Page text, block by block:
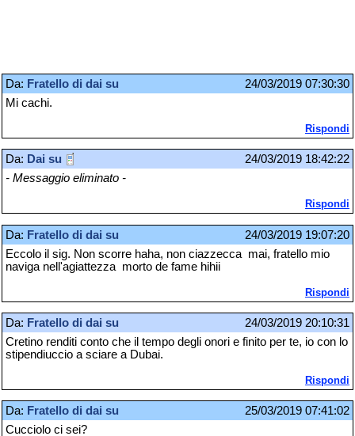
Da: Fratello di dai su
24/03/2019 07:30:30
Mi cachi.
Rispondi
Da: Dai su
24/03/2019 18:42:22
- Messaggio eliminato -
Rispondi
Da: Fratello di dai su
24/03/2019 19:07:20
Eccolo il sig. Non scorre haha, non ciazzecca mai, fratello mio
naviga nell'agiattezza morto de fame hihii
Rispondi
Da: Fratello di dai su
24/03/2019 20:10:31
Cretino renditi conto che il tempo degli onori e finito per te, io con lo
stipendiuccio a sciare a Dubai.
Rispondi
Da: Fratello di dai su
25/03/2019 07:41:02
Cucciolo ci sei?